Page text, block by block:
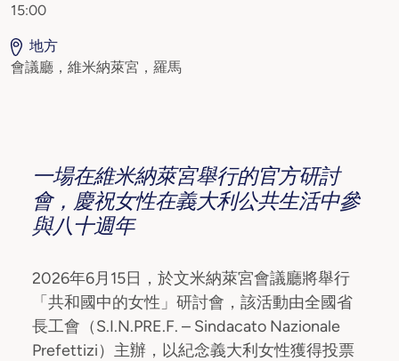
15:00
地方
會議廳，維米納萊宮，羅馬
一場在維米納萊宮舉行的官方研討
會，慶祝女性在義大利公共生活中參
與八十週年
2026年6月15日，於文米納萊宮會議廳將舉行
「共和國中的女性」研討會，該活動由全國省
長工會（S.I.N.PRE.F. – Sindacato Nazionale
Prefettizi）主辦，以紀念義大利女性獲得投票